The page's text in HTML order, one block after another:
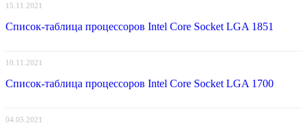
15.11.2021
Список-таблица процессоров Intel Core Socket LGA 1851
10.11.2021
Список-таблица процессоров Intel Core Socket LGA 1700
04.05.2021